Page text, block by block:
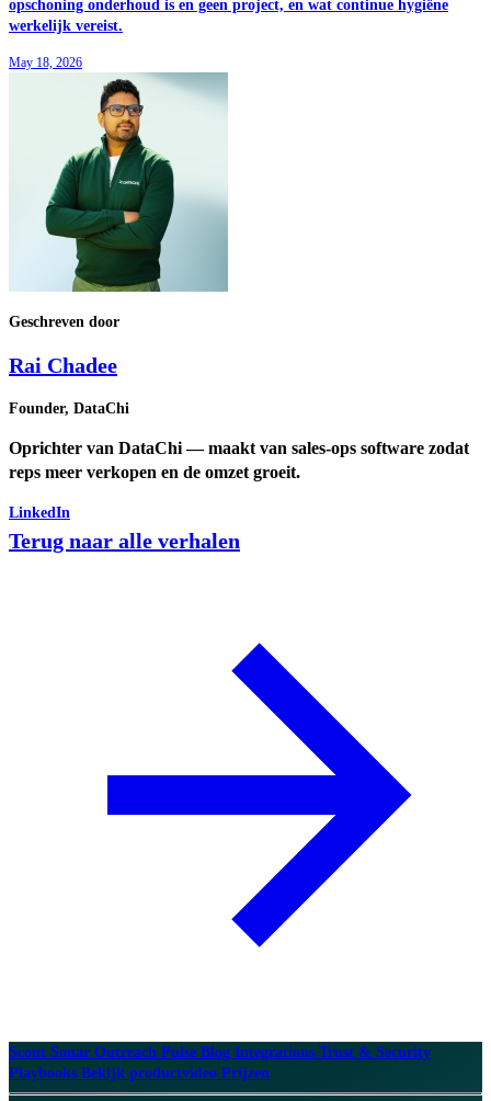
opschoning onderhoud is en geen project, en wat continue hygiëne
werkelijk vereist.
May 18, 2026
Geschreven door
Rai Chadee
Founder, DataChi
Oprichter van DataChi — maakt van sales-ops software zodat
reps meer verkopen en de omzet groeit.
LinkedIn
Terug naar alle verhalen
Scout Sonar Outreach Pulse Blog Integrations Trust & Security
Playbooks Bekijk productvideo Prijzen